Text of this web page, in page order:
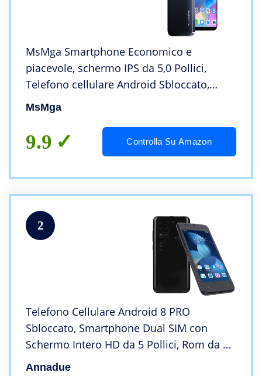
MsMga Smartphone Economico e
piacevole, schermo IPS da 5,0 Pollici,
Telefono cellulare Android Sbloccato,
Doppia fotocamera Dual SIM, 4 GB di ROM
(scalabile fino a 128 GB) (Rino9-Black)
MsMga
9.9 Controlla Su Amazon
2
Telefono Cellulare Android 8 PRO
Sbloccato, Smartphone Dual SIM con
Schermo Intero HD da 5 Pollici, Rom da 2
GB RAM 32 GB, Riconoscimento Facciale,
Annadue